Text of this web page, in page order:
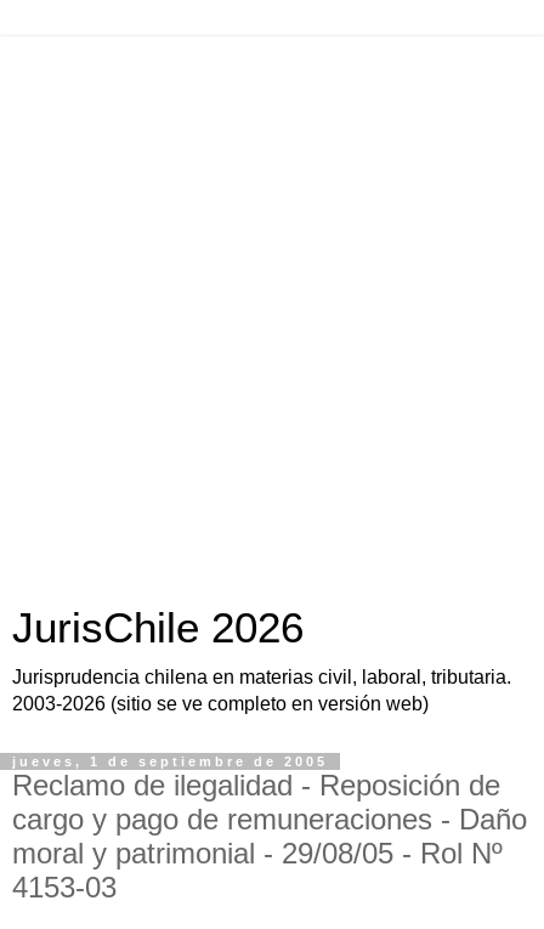
JurisChile 2026
Jurisprudencia chilena en materias civil, laboral, tributaria.
2003-2026 (sitio se ve completo en versión web)
jueves, 1 de septiembre de 2005
Reclamo de ilegalidad - Reposición de
cargo y pago de remuneraciones - Daño
moral y patrimonial - 29/08/05 - Rol Nº
4153-03